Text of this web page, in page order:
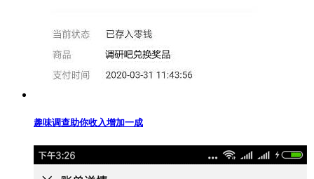
趣味调查助你收入增加一成